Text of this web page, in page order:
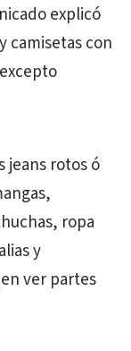
explicó
camisetas con
jeans rotos ó
ropa
y
ver partes